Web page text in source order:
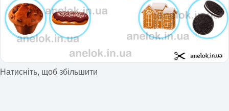
Натисніть, щоб збільшити